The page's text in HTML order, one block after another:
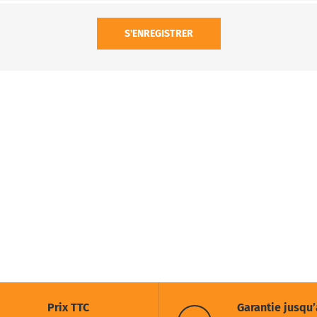
S'ENREGISTRER
Prix TTC Garantie